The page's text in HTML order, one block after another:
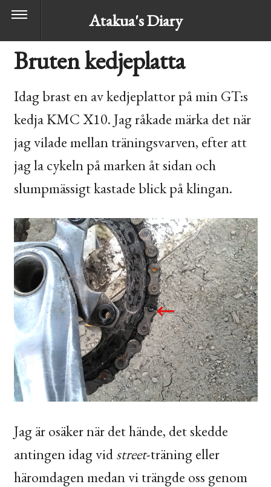
Atakua's Diary
Bruten kedjeplatta
Idag brast en av kedjeplattor på minGT:s
kedjaKMCX10. Jag råkade märka det när
jag vilade mellan träningsvarven, efter att
jag la cykeln på marken åt sidan och
slumpmässigt kastade blick på klingan.
Jag är osäker när det hände, det skedde
antingen idag vidstreet-träning eller
häromdagen medan vi trängde oss genom